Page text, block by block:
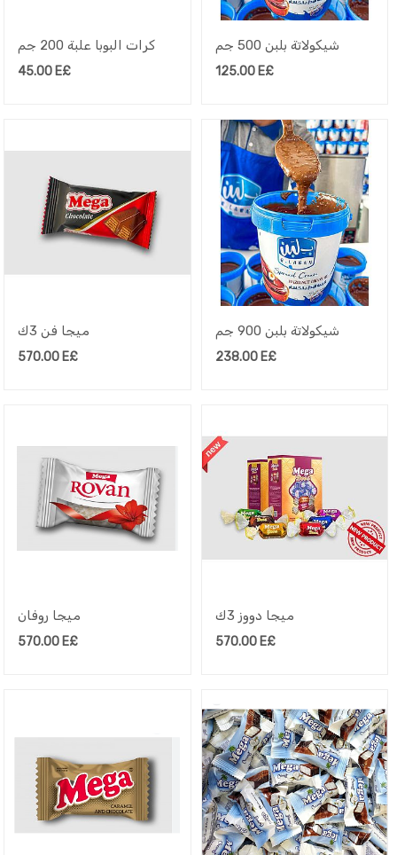
كرات البوبا علبة 200 جم
45.00E£
شيكولاتة بلبن 500 جم
125.00E£
ميجا فن 3ك
570.00 E£
شيكولاتة بلبن 900 جم
238.00E£
ميجا روفان
570.00E£
ميجا دووز 3ك
570.00E£